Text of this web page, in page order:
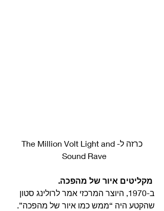
כרזה ל-The Million Volt Light and
Sound Rave
ב-1970, היוצר המרכזי אמר לרולינג סטון
שהקטע היה “ממש כמו איור של מהפכה”.